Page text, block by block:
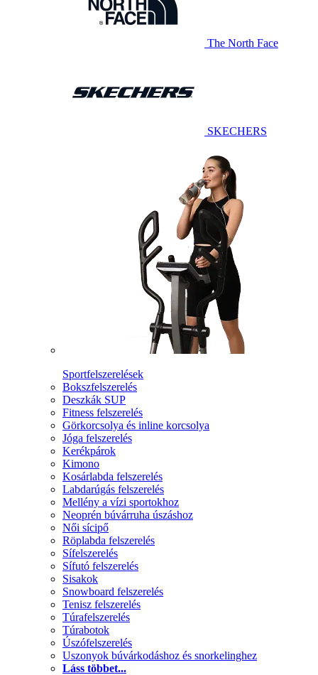
The North Face
SKECHERS
Sportfelszerelések
Bokszfelszerelés
Deszkák SUP
Fitness felszerelés
Görkorcsolya és inline korcsolya
Jóga felszerelés
Kerékpárok
Kimono
Kosárlabda felszerelés
Labdarúgás felszerelés
Mellény a vízi sportokhoz
Neoprén búvárruha úszáshoz
Női sícipő
Röplabda felszerelés
Sífelszerelés
Sífutó felszerelés
Sisakok
Snowboard felszerelés
Tenisz felszerelés
Túrafelszerelés
Túrabotok
Úszófelszerelés
Uszonyok búvárkodáshoz és snorkelinghez
Láss többet...